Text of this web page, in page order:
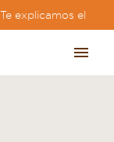
explicamos el